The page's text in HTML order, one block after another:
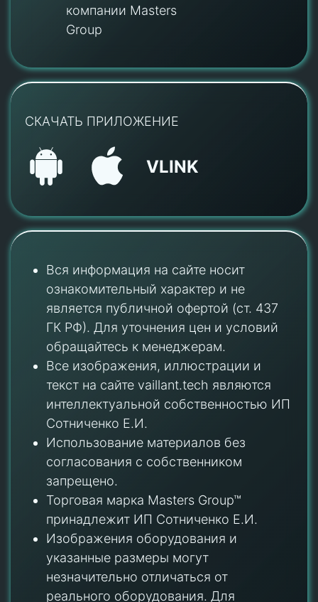
компании Masters
Group
СКАЧАТЬ ПРИЛОЖЕНИЕ
VLINK
Вся информация на сайте носит
ознакомительный характер и не
является публичной офертой (ст. 437
ГК РФ). Для уточнения цен и условий
обращайтесь к менеджерам.
Все изображения, иллюстрации и
текст на сайте vaillant.tech являются
интеллектуальной собственностью ИП
Сотниченко Е.И.
Использование материалов без
согласования с собственником
запрещено.
Торговая марка Masters Group™
принадлежит ИП Сотниченко Е.И.
Изображения оборудования и
указанные размеры могут
незначительно отличаться от
реального оборудования. Для